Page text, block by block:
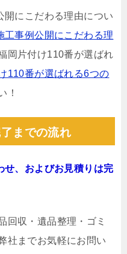
にこだわる理由につい
工事例公開にこだわる理
岡片付け110番が選ばれ
110番が選ばれる6つの
！
までの流れ
せ、およびお見積りは完
回収・遺品整理・ゴミ
社までお気軽にお問い